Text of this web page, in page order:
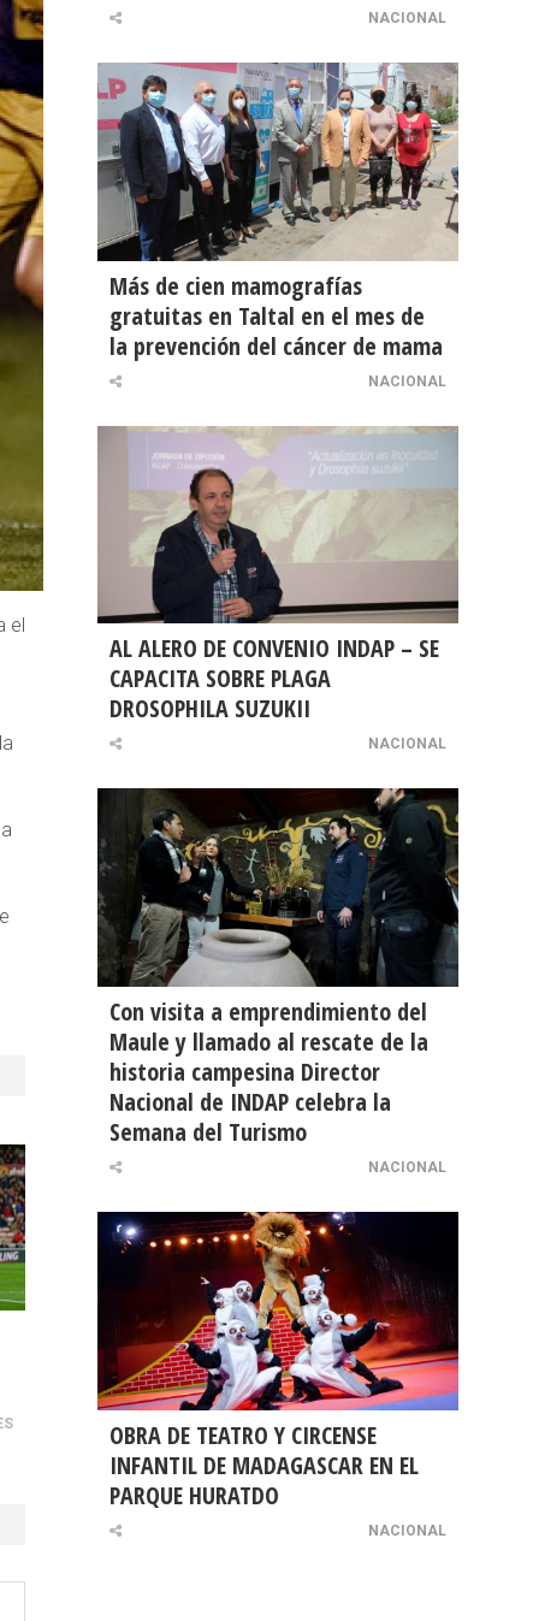
el
NACIONAL
Más de cien mamografías
gratuitas en Taltal en el mes de
la prevención del cáncer de mama
NACIONAL
AL ALERO DE CONVENIO INDAP – SE
CAPACITA SOBRE PLAGA
DROSOPHILA SUZUKII
NACIONAL
Con visita a emprendimiento del
Maule y llamado al rescate de la
historia campesina Director
Nacional de INDAP celebra la
Semana del Turismo
NACIONAL
OBRA DE TEATRO Y CIRCENSE
INFANTIL DE MADAGASCAR EN EL
PARQUE HURATDO
NACIONAL